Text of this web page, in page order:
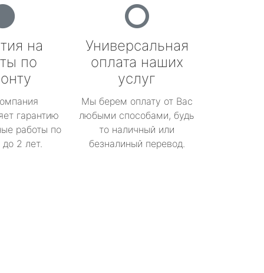
на
по
гарантию
работы по
2 лет.
Универсальная
оплата наших
услуг
Мы берем оплату от Вас
любыми способами, будь
то наличный или
безналиный перевод.